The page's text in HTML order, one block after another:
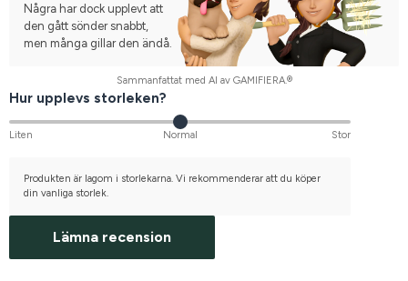
Några har dock upplevt att
den gått sönder snabbt,
men många gillar den ändå.
Sammanfattat med AI av GAMIFIERA.®
Hur upplevs storleken?
Liten Normal Stor
Produkten är lagom i storlekarna. Vi rekommenderar att du köper
din vanliga storlek.
Lämna recension